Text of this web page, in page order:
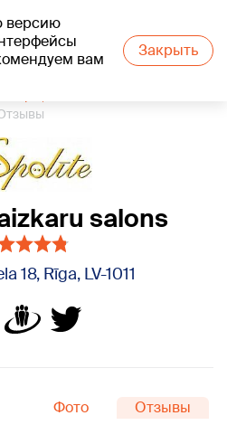
версию
вам
Закрыть
salons
18, Rīga, LV-1011
Фото Отзывы